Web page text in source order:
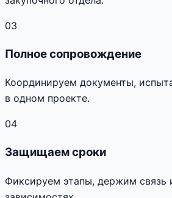
03
Полное сопровождение
Координируем документы,
в одном проекте.
04
Защищаем сроки
Фиксируем этапы, держим связь